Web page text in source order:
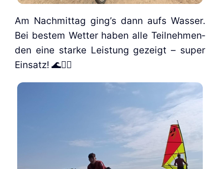
Am Nach­mit­tag ging’s dann aufs Was­ser.
Bei bes­tem Wet­ter haben alle Teil­neh­men­
den eine star­ke Leis­tung gezeigt – super
Ein­satz! 🌊🏄‍♀️